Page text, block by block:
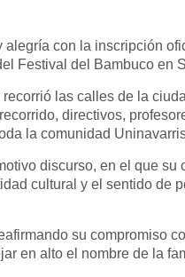
con la inscripción
Festival del Bambuco en
las calles de la
directivos,
la comunidad
discurso, en el que su
cultural y el sentido de
su compromiso
en alto el nombre de la